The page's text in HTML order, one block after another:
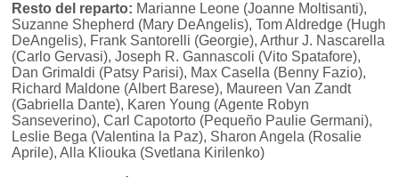
Resto del reparto: Marianne Leone (Joanne Moltisanti),
Suzanne Shepherd (Mary DeAngelis), Tom Aldredge (Hugh
DeAngelis), Frank Santorelli (Georgie), Arthur J. Nascarella
(Carlo Gervasi), Joseph R. Gannascoli (Vito Spatafore),
Dan Grimaldi (Patsy Parisi), Max Casella (Benny Fazio),
Richard Maldone (Albert Barese), Maureen Van Zandt
(Gabriella Dante), Karen Young (Agente Robyn
Sanseverino), Carl Capotorto (Pequeño Paulie Germani),
Leslie Bega (Valentina la Paz), Sharon Angela (Rosalie
Aprile), Alla Kliouka (Svetlana Kirilenko)